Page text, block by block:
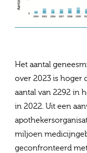
Het aantal
over 2023 is hoger
aantal van 2292 in
in 2022. Uit een
miljoen
geconfronteerd